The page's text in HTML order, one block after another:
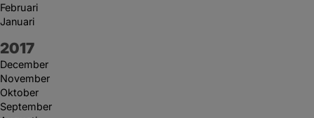
Februari
Januari
År:
2017
December
November
Oktober
September